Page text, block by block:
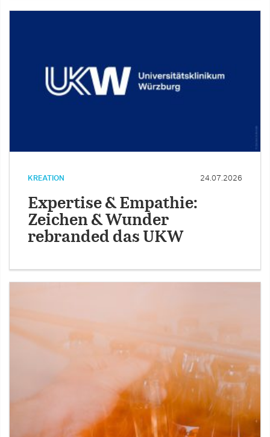
KREATION 24.07.2026
Expertise & Empathie:
Zeichen & Wunder
rebranded das UKW